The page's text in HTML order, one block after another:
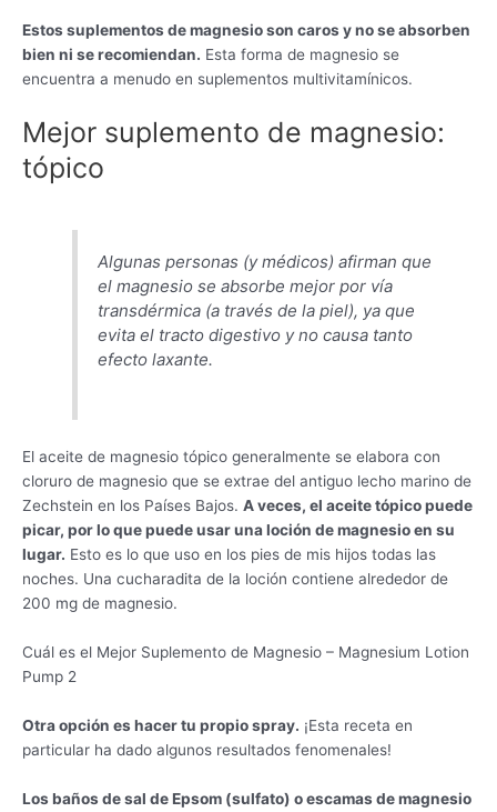
Estos suplementos de magnesio son caros y no se absorben
bien ni se recomiendan. Esta forma de magnesio se
encuentra a menudo en suplementos multivitamínicos.
Mejor suplemento de magnesio:
tópico
Algunas personas (y médicos) afirman que
el magnesio se absorbe mejor por vía
transdérmica (a través de la piel), ya que
evita el tracto digestivo y no causa tanto
efecto laxante.
El aceite de magnesio tópico generalmente se elabora con
cloruro de magnesio que se extrae del antiguo lecho marino de
Zechstein en los Países Bajos. A veces, el aceite tópico puede
picar, por lo que puede usar una loción de magnesio en su
lugar. Esto es lo que uso en los pies de mis hijos todas las
noches. Una cucharadita de la loción contiene alrededor de
200 mg de magnesio.
Cuál es el Mejor Suplemento de Magnesio – Magnesium Lotion
Pump 2
Otra opción es hacer tu propio spray. ¡Esta receta en
particular ha dado algunos resultados fenomenales!
Los baños de sal de Epsom (sulfato) o escamas de magnesio